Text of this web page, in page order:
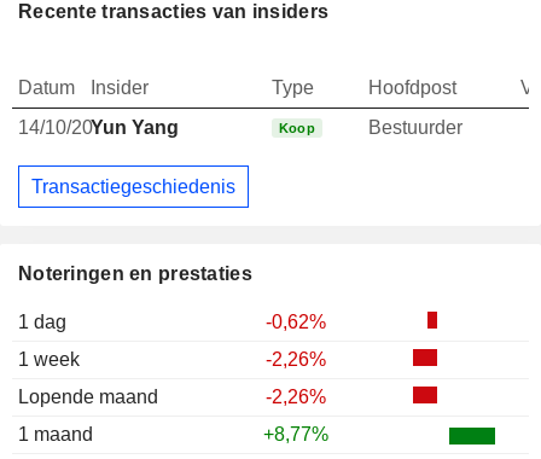
Noteringen en prestaties
1 dag
-0,62%
1 week
-2,26%
Lopende maand
-2,26%
1 maand
+8,77%
Recente transacties van insiders
Datum Insider Type Hoofdpost
14/10/20Yun Yang Koop Bestuurder
Transactiegeschiedenis